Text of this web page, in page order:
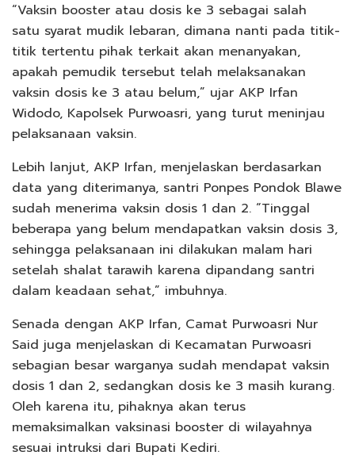
“Vaksin booster atau dosis ke 3 sebagai salah
satu syarat mudik lebaran, dimana nanti pada titik-
titik tertentu pihak terkait akan menanyakan,
apakah pemudik tersebut telah melaksanakan
vaksin dosis ke 3 atau belum,” ujar AKP Irfan
Widodo, Kapolsek Purwoasri, yang turut meninjau
pelaksanaan vaksin.
Lebih lanjut, AKP Irfan, menjelaskan berdasarkan
data yang diterimanya, santri Ponpes Pondok Blawe
sudah menerima vaksin dosis 1 dan 2. “Tinggal
beberapa yang belum mendapatkan vaksin dosis 3,
sehingga pelaksanaan ini dilakukan malam hari
setelah shalat tarawih karena dipandang santri
dalam keadaan sehat,” imbuhnya.
Senada dengan AKP Irfan, Camat Purwoasri Nur
Said juga menjelaskan di Kecamatan Purwoasri
sebagian besar warganya sudah mendapat vaksin
dosis 1 dan 2, sedangkan dosis ke 3 masih kurang.
Oleh karena itu, pihaknya akan terus
memaksimalkan vaksinasi booster di wilayahnya
sesuai intruksi dari Bupati Kediri.